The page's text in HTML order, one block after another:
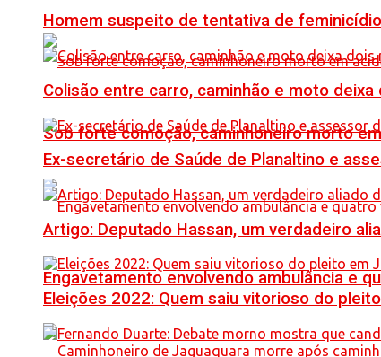
Sob forte comoção, caminhoneiro morto
Engavetamento envolvendo ambulância e
Homem suspeito de tentativa de
Colisão entre carro, caminhão e moto
Ex-secretário de Saúde de Planaltino e
Artigo: Deputado Hassan, um verdadeiro
Eleições 2022: Quem saiu vitorioso do